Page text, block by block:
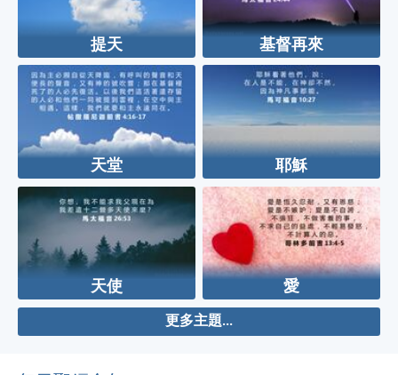
提天 基督再來
天堂 耶穌
天使 愛
更多主題...